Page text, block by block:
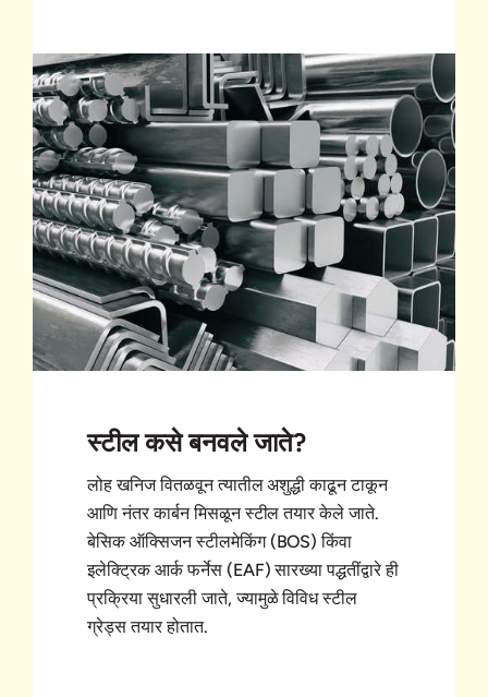
स्टील कसे बनवले जाते?
लोह खनिज वितळवून त्यातील अशुद्धी काढून टाकून
आणि नंतर कार्बन मिसळून स्टील तयार केले जाते.
बेसिक ऑक्सिजन स्टीलमेकिंग (BOS) किंवा
इलेक्ट्रिक आर्क फर्नेस (EAF) सारख्या पद्धतींद्वारे ही
प्रक्रिया सुधारली जाते, ज्यामुळे विविध स्टील
ग्रेड्स तयार होतात.